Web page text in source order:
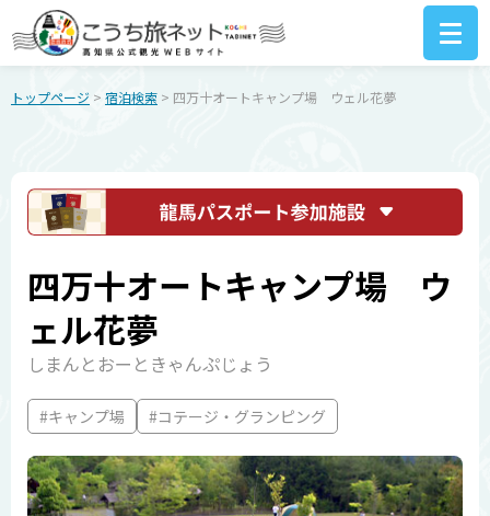
トップページ > 宿泊検索 > 四万十オートキャンプ場 ウェル花夢
四万十オートキャンプ場 ウ
ェル花夢
しまんとおーときゃんぷじょう
#キャンプ場 #コテージ・グランピング